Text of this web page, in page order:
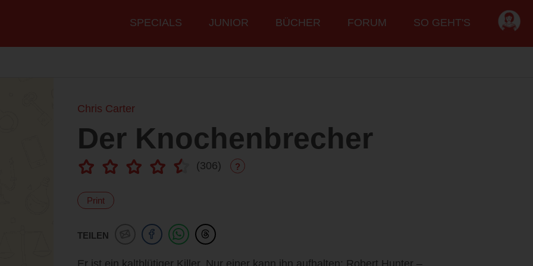
Hauptmenü
SPECIALS JUNIOR BÜCHER FORUM SO GEHT'S
Chris Carter
Der Knochenbrecher
(306) ?
Print
TEILEN